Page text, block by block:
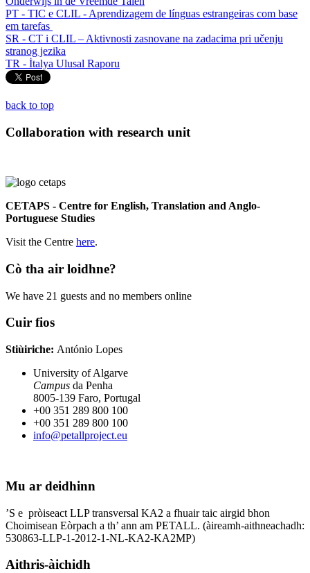
PT - TIC e CLIL - Aprendizagem de línguas estrangeiras com base
em tarefas
SR - CT i CLIL – Aktivnosti zasnovane na zadacima pri učenju
stranog jezika
TR - İtalya Ulusal Raporu
back to top
Collaboration with research unit
CETAPS - Centre for English, Translation and Anglo-
Portuguese Studies
Visit the Centre here.
Cò tha air loidhne?
We have 21 guests and no members online
Cuir fios
Stiùiriche: António Lopes
University of Algarve
Campus da Penha
8005-139 Faro, Portugal
+00 351 289 800 100
+00 351 289 800 100
info@petallproject.eu
Mu ar deidhinn
’S e pròiseact LLP transversal KA2 a fhuair taic airgid bhon
Choimisean Eòrpach a th’ ann am PETALL. (àireamh-aithneachadh:
530863-LLP-1-2012-1-NL-KA2-KA2MP)
Aithris-àichidh